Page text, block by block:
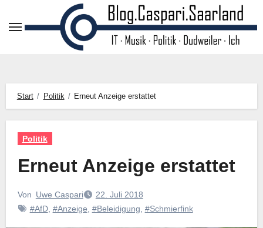
Inhalt
Start Politik Erneut Anzeige erstattet
Politik
Erneut Anzeige erstattet
Von Uwe Caspari
22. Juli 2018
#AfD, #Anzeige #Beleidigung #Schmierfink